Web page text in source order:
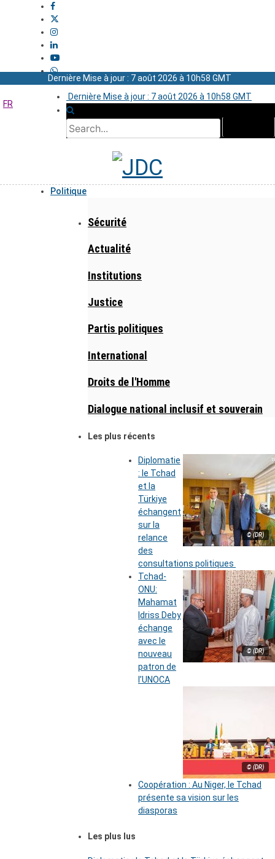
Dernière Mise à jour : 7 août 2026 à 10h58 GMT
Dernière Mise à jour : 7 août 2026 à 10h58 GMT
FR
Politique
Sécurité
Actualité
Institutions
Justice
Partis politiques
International
Droits de l'Homme
Dialogue national inclusif et souverain
Les plus récents
© (DR)
Diplomatie
: le Tchad
et la
Türkiye
échangent
sur la
relance
des
consultations politiques
© (DR)
Tchad-
ONU:
Mahamat
Idriss Deby
échange
avec le
nouveau
patron de
l’UNOCA
© (DR)
Coopération : Au Niger, le Tchad
présente sa vision sur les
diasporas
Les plus lus